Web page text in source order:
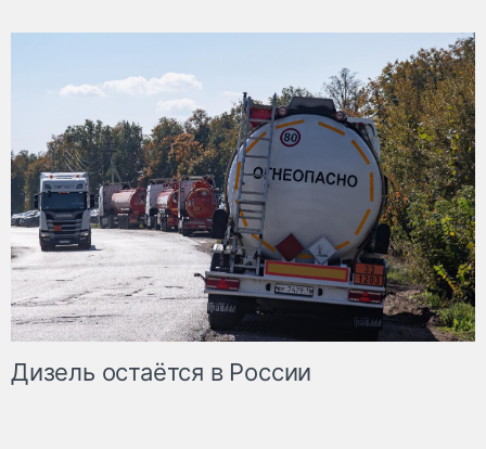
Дизель остаётся в России